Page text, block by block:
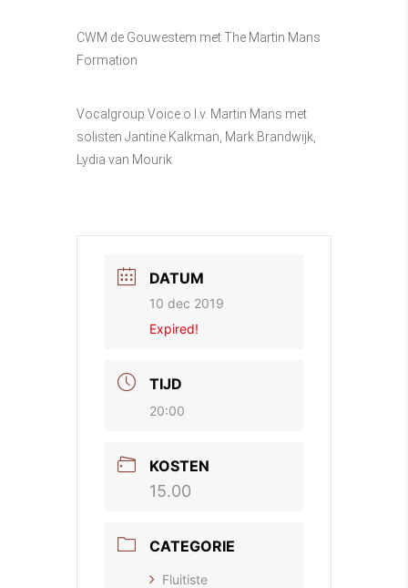
CWM de Gouwestem met The Martin Mans
Formation
Vocalgroup Voice o.l.v. Martin Mans met
solisten Jantine Kalkman, Mark Brandwijk,
Lydia van Mourik
DATUM
10 dec 2019
Expired!
TIJD
20:00
KOSTEN
15.00
CATEGORIE
Fluitiste